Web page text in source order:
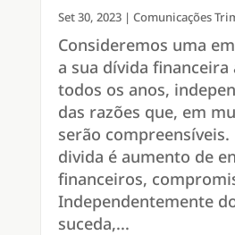
Set 30, 2023| Comunicações
Consideremos uma
a sua dívida financeira
todos os anos,
das razões que, em
serão
divida é aumento de
financeiros,
Independentemente
suceda,...